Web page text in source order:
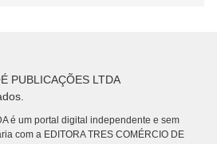
PUBLICAÇÕES LTDA
é um portal digital independente e sem
com a EDITORA TRES COMÉRCIO DE